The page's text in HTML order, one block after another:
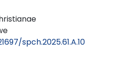
spch.2025.61.A.10